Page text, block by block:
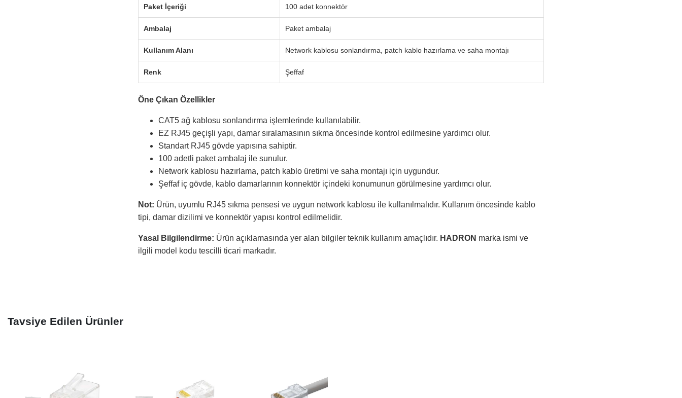
Paket İçeriği 100 adet konnektör
Ambalaj Paket ambalaj
Kullanım Alanı Network kablosu sonlandırma, patch kablo hazırlama ve saha montajı
Renk Şeffaf
Öne Çıkan Özellikler
CAT5 ağ kablosu sonlandırma işlemlerinde kullanılabilir.
EZ RJ45 geçişli yapı, damar sıralamasının sıkma öncesinde kontrol edilmesine yardımcı olur.
Standart RJ45 gövde yapısına sahiptir.
100 adetli paket ambalaj ile sunulur.
Network kablosu hazırlama, patch kablo üretimi ve saha montajı için uygundur.
Şeffaf iç gövde, kablo damarlarının konnektör içindeki konumunun görülmesine yardımcı olur.
Not: Ürün, uyumlu RJ45 sıkma pensesi ve uygun network kablosu ile kullanılmalıdır. Kullanım öncesinde kablo
tipi, damar dizilimi ve konnektör yapısı kontrol edilmelidir.
Yasal Bilgilendirme: Ürün açıklamasında yer alan bilgiler teknik kullanım amaçlıdır. HADRON marka ismi ve
ilgili model kodu tescilli ticari markadır.
Tavsiye Edilen Ürünler